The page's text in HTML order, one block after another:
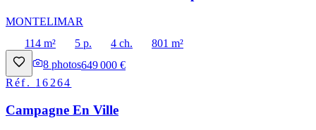
MONTELIMAR
114 m²
5 p. 4 ch.
801 m²
8 photos649 000 €
Réf. 16264
Campagne En Ville